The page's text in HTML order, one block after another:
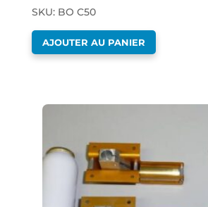
SKU: BO C50
AJOUTER AU PANIER